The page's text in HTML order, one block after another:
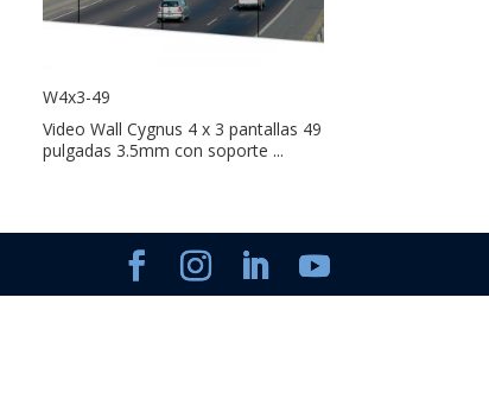
W4x3-49
Video Wall Cygnus 4 x 3 pantallas 49
pulgadas 3.5mm con soporte ...